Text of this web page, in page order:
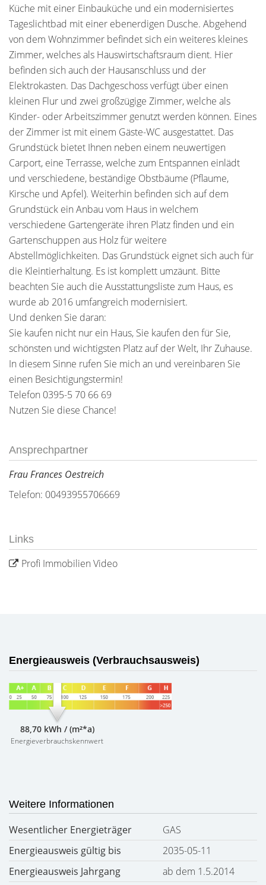
Küche mit einer Einbauküche und ein modernisiertes
Tageslichtbad mit einer ebenerdigen Dusche. Abgehend
von dem Wohnzimmer befindet sich ein weiteres kleines
Zimmer, welches als Hauswirtschaftsraum dient. Hier
befinden sich auch der Hausanschluss und der
Elektrokasten. Das Dachgeschoss verfügt über einen
kleinen Flur und zwei großzügige Zimmer, welche als
Kinder- oder Arbeitszimmer genutzt werden können. Eines
der Zimmer ist mit einem Gäste-WC ausgestattet. Das
Grundstück bietet Ihnen neben einem neuwertigen
Carport, eine Terrasse, welche zum Entspannen einlädt
und verschiedene, beständige Obstbäume (Pflaume,
Kirsche und Apfel). Weiterhin befinden sich auf dem
Grundstück ein Anbau vom Haus in welchem
verschiedene Gartengeräte ihren Platz finden und ein
Gartenschuppen aus Holz für weitere
Abstellmöglichkeiten. Das Grundstück eignet sich auch für
die Kleintierhaltung. Es ist komplett umzäunt. Bitte
beachten Sie auch die Ausstattungsliste zum Haus, es
wurde ab 2016 umfangreich modernisiert.
Und denken Sie daran:
Sie kaufen nicht nur ein Haus, Sie kaufen den für Sie,
schönsten und wichtigsten Platz auf der Welt, Ihr Zuhause.
In diesem Sinne rufen Sie mich an und vereinbaren Sie
einen Besichtigungstermin!
Telefon 0395-5 70 66 69
Nutzen Sie diese Chance!
Ansprechpartner
Frau Frances Oestreich
Telefon: 00493955706669
Links
Profi Immobilien Video
Energieausweis (Verbrauchsausweis)
88,70 kWh / (m²*a)
Energieverbrauchskennwert
Weitere Informationen
Wesentlicher Energieträger
GAS
Energieausweis gültig bis
2035-05-11
Energieausweis Jahrgang
ab dem 1.5.2014